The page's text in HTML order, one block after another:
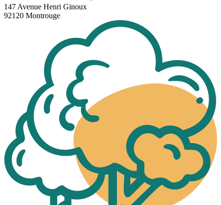
147 Avenue Henri Ginoux
92120 Montrouge